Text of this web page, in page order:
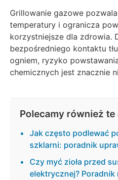
Grillowanie gazowe
temperatury i ogranicza
korzystniejsze dla zdrowia.
bezpośredniego kontaktu
ogniem, ryzyko
chemicznych jest znacznie
Polecamy również te
Jak często podlewać
szklarni: poradnik
Czy myć zioła przed
elektrycznej? Poradnik